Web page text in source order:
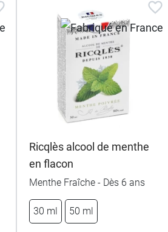
Ricqlès alcool de menthe
en flacon
Menthe Fraîche - Dès 6 ans
30 ml 50 ml